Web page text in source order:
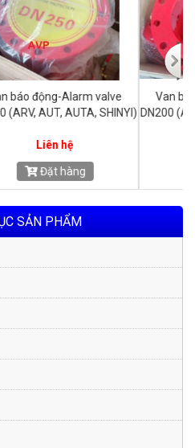
Van báo động-Alarm valve
DN200 (ARV, AUT, AUTA, SHINYI)
Đặt hàng
SẢN PHẨM